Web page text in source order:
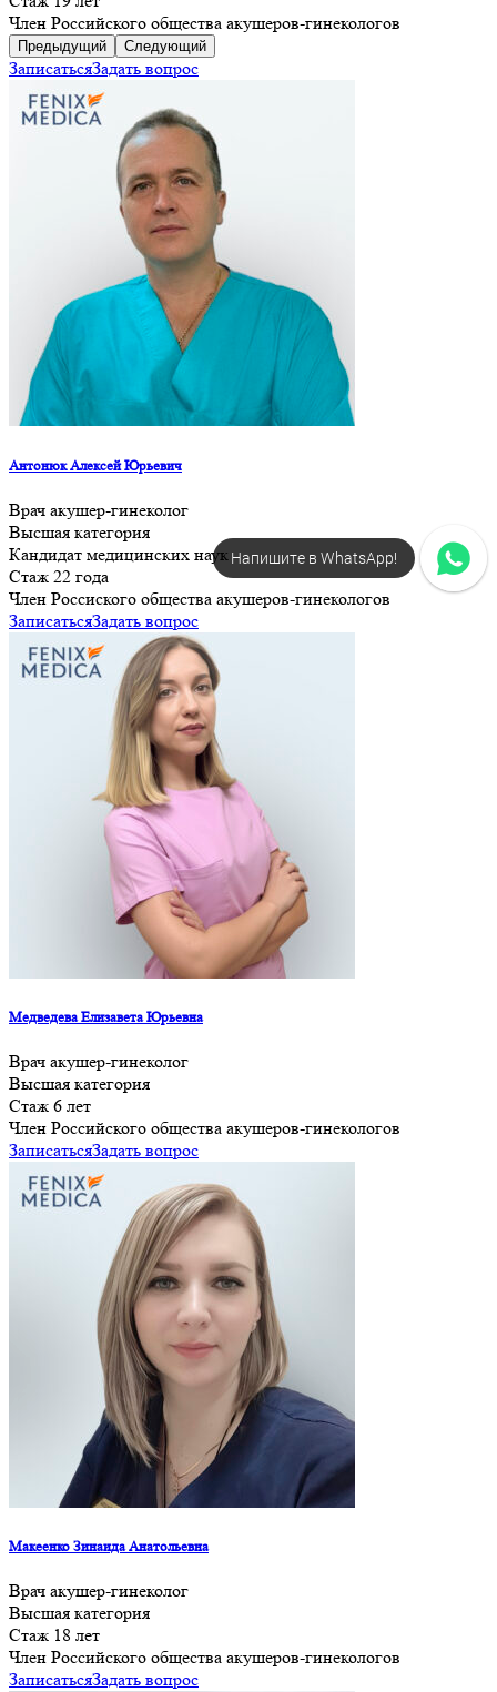
Член Российского общества акушеров-гинекологов
Предыдущий Следующий
ЗаписатьсяЗадать вопрос
Антонюк Алексей Юрьевич
Врач акушер-гинеколог
Высшая категория
Кандидат медицинских наук
Стаж 22 года
Член Россиского общества акушеров-гинекологов
ЗаписатьсяЗадать вопрос
Медведева Елизавета Юрьевна
Врач акушер-гинеколог
Высшая категория
Стаж 6 лет
Член Российского общества акушеров-гинекологов
ЗаписатьсяЗадать вопрос
Макеенко Зинаида Анатольевна
Врач акушер-гинеколог
Высшая категория
Стаж 18 лет
Член Российского общества акушеров-гинекологов
ЗаписатьсяЗадать вопрос
Напишите в WhatsApp!